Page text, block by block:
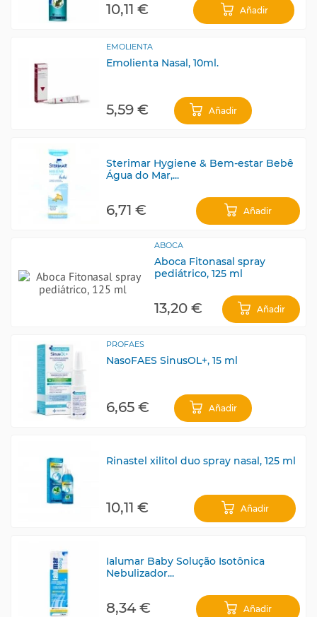
10,11 € Añadir
EMOLIENTA
Emolienta Nasal, 10ml.
5,59 € Añadir
Sterimar Hygiene & Bem-estar Bebê
Água do Mar,...
6,71 € Añadir
ABOCA
Aboca Fitonasal spray
pediátrico, 125 ml
13,20 € Añadir
PROFAES
NasoFAES SinusOL+, 15 ml
6,65 € Añadir
Rinastel xilitol duo spray nasal, 125 ml
10,11 € Añadir
Ialumar Baby Solução Isotônica
Nebulizador...
8,34 € Añadir